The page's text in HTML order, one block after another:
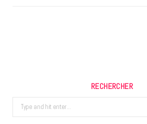
RECHERCHER
Search
for: